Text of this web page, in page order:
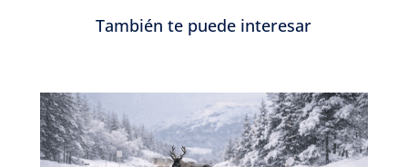
También te puede interesar